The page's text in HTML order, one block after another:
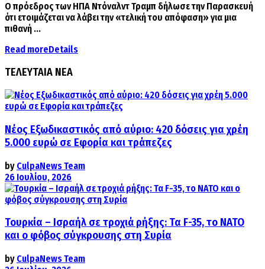
Ο πρόεδρος των ΗΠΑ Ντόναλντ Τραμπ δήλωσε την Παρασκευή
ότι ετοιμάζεται να λάβει την «τελική του απόφαση» για μια
πιθανή ...
Read moreDetails
ΤΕΛΕΥΤΑΙΑ ΝΕΑ
Νέος Εξωδικαστικός από αύριο: 420 δόσεις για χρέη
5.000 ευρώ σε Εφορία και τράπεζες
by CulpaNews Team
26 Ιουλίου, 2026
Τουρκία – Ισραήλ σε τροχιά ρήξης: Τα F-35, το ΝΑΤΟ
και ο φόβος σύγκρουσης στη Συρία
by CulpaNews Team